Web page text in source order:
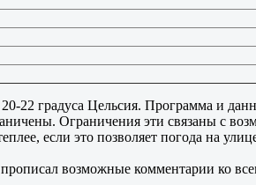
22 градуса Цельсия. Программа и
Ограничения эти связаны с
если это позволяет погода на
возможные комментарии ко